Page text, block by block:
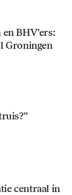
BHV’ers:
Groningen
centraal in